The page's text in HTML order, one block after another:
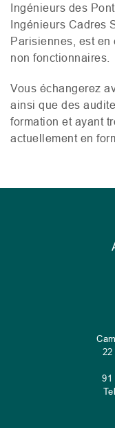
Ingénieurs des
Ingénieurs Cadres
Parisiennes, est en
non fonctionnaires.
Vous échangerez
ainsi que des
formation et ayant
actuellement en
22
91